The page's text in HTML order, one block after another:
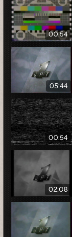
00:54
05:44
00:54
02:08